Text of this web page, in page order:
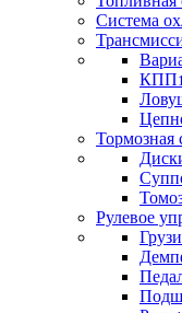
Система
КПП
Тормозная
Рулевое